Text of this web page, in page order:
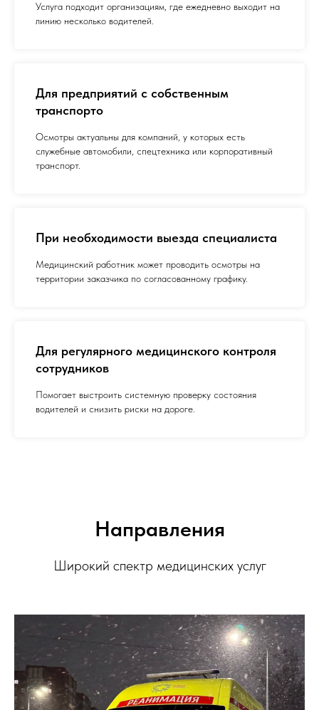
Услуга подходит организациям, где ежедневно выходит на
линию несколько водителей.
Для предприятий с собственным
транспорто
Осмотры актуальны для компаний, у которых есть
служебные автомобили, спецтехника или корпоративный
транспорт.
При необходимости выезда специалиста
Медицинский работник может проводить осмотры на
территории заказчика по согласованному графику.
Для регулярного медицинского контроля
сотрудников
Помогает выстроить системную проверку состояния
водителей и снизить риски на дороге.
Направления
Широкий спектр медицинских услуг